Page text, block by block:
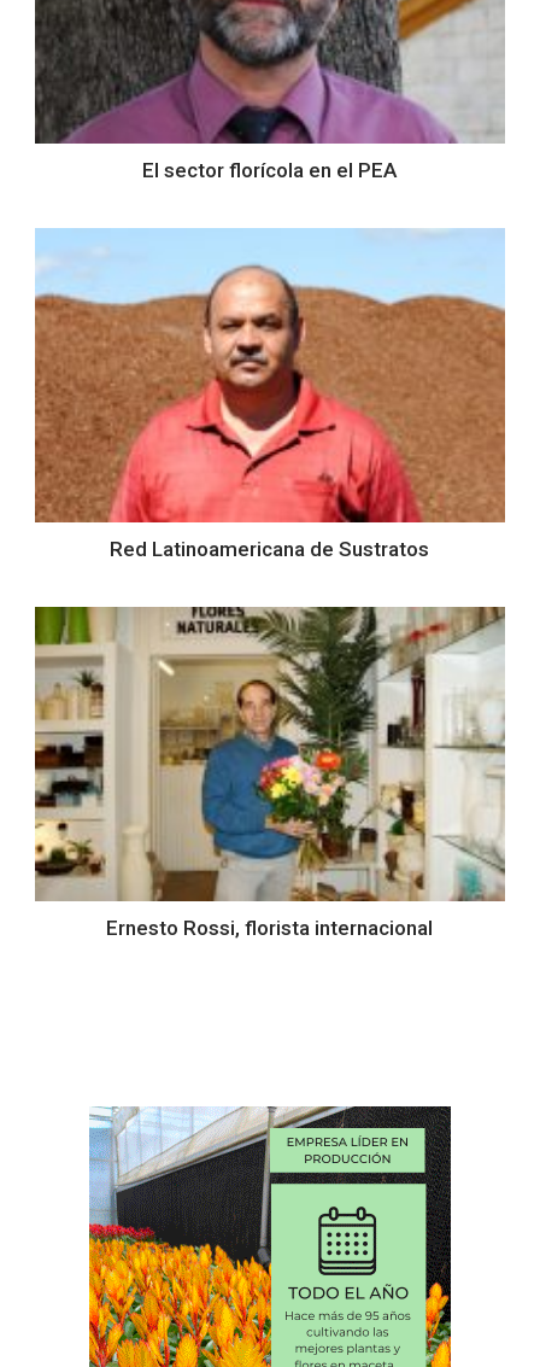
El sector florícola en el PEA
Red Latinoamericana de Sustratos
Ernesto Rossi, florista internacional